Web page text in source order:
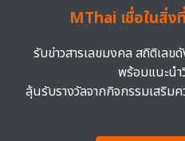
MThai เชื่อในสิ่ง
รับข่าวสารเลขมงคล สถิติเลข
พร้อมแนะนำ
ลุ้นรับรางวัลจากกิจกรรมเสริม